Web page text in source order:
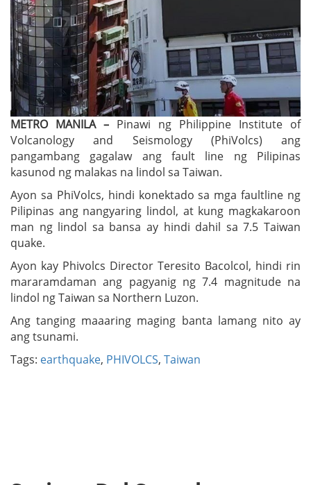
METRO MANILA – Pinawi ng Philippine Institute of
Volcanology and Seismology (PhiVolcs) ang
pangambang gagalaw ang fault line ng Pilipinas
kasunod ng malakas na lindol sa Taiwan.
Ayon sa PhiVolcs, hindi konektado sa mga faultline ng
Pilipinas ang nangyaring lindol, at kung magkakaroon
man ng lindol sa bansa ay hindi dahil sa 7.5 Taiwan
quake.
Ayon kay Phivolcs Director Teresito Bacolcol, hindi rin
mararamdaman ang pagyanig ng 7.4 magnitude na
lindol ng Taiwan sa Northern Luzon.
Ang tanging maaaring maging banta lamang nito ay
ang tsunami.
Tags: earthquake, PHIVOLCS, Taiwan